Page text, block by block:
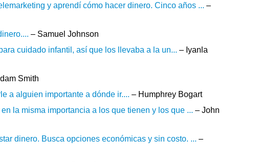
y aprendí cómo hacer dinero. Cinco años ... –
– Samuel Johnson
cuidado infantil, así que los llevaba a la un... – Iyanla
Smith
a alguien importante a dónde ir.... – Humphrey Bogart
la misma importancia a los que tienen y los que ... – John
dinero. Busca opciones económicas y sin costo. ... –